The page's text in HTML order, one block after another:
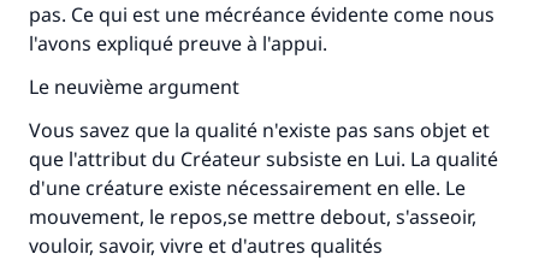
pas. Ce qui est une mécréance évidente come nous
l'avons expliqué preuve à l'appui.
Le neuvième argument
Vous savez que la qualité n'existe pas sans objet et
que l'attribut du Créateur subsiste en Lui. La qualité
d'une créature existe nécessairement en elle. Le
mouvement, le repos,se mettre debout, s'asseoir,
vouloir, savoir, vivre et d'autres qualités